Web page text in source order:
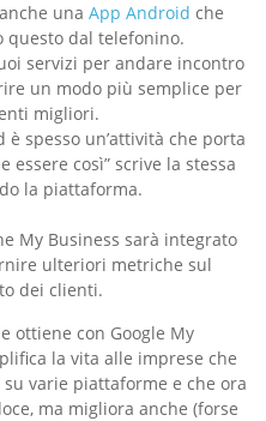
una App Android che
dal telefonino.
servizi per andare incontro
un modo più semplice per
migliori.
spesso un’attività che porta
così” scrive la stessa
la piattaforma.
My Business sarà integrato
ulteriori metriche sul
dei clienti.
ottiene con Google My
la vita alle imprese che
varie piattaforme e che ora
ma migliora anche (forse